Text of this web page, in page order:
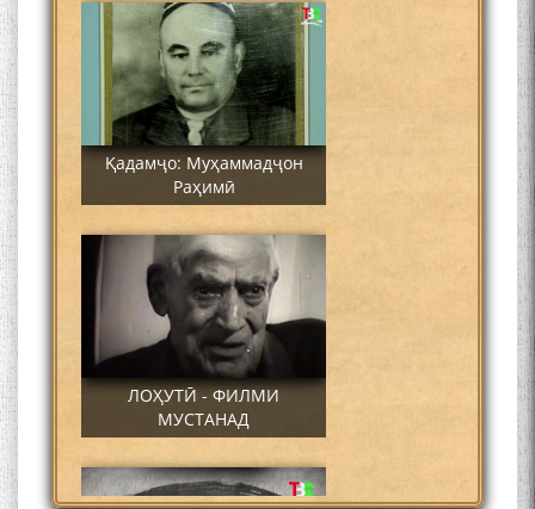
Қадамҷо: Муҳаммадҷон
Раҳимӣ
ЛОҲУТӢ - ФИЛМИ
МУСТАНАД